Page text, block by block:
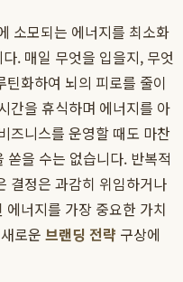
소모되는 에너지를 최소화
. 매일 무엇을 입을지, 무엇
화하여 뇌의 피로를 줄이
간을 휴식하며 에너지를 아
즈니스를 운영할 때도 마찬
을 수는 없습니다. 반복적
결정은 과감히 위임하거나
너지를 가장 중요한 가치
로운 브랜딩 전략 구상에